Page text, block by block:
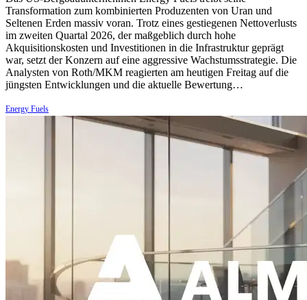
Transformation zum kombinierten Produzenten von Uran und
Seltenen Erden massiv voran. Trotz eines gestiegenen Nettoverlusts
im zweiten Quartal 2026, der maßgeblich durch hohe
Akquisitionskosten und Investitionen in die Infrastruktur geprägt
war, setzt der Konzern auf eine aggressive Wachstumsstrategie. Die
Analysten von Roth/MKM reagierten am heutigen Freitag auf die
jüngsten Entwicklungen und die aktuelle Bewertung…
Energy Fuels